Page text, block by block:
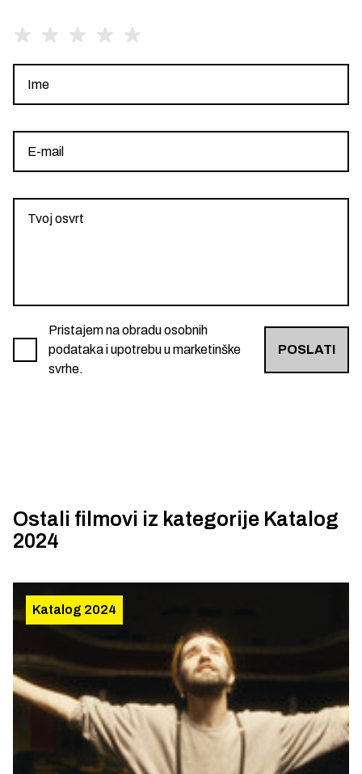
Pristajem na obradu osobnih
podataka i upotrebu u marketinške
svrhe.
POSLATI
Ostali filmovi iz kategorije Katalog
2024
Katalog 2024